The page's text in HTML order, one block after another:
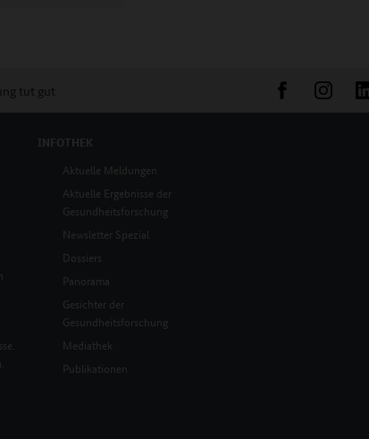
tut gut
INFOTHEK
Aktuelle Meldungen
Aktuelle Ergebnisse der
Gesundheitsforschung
Newsletter Spezial
Dossiers
Panorama
Gesichter der
Gesundheitsforschung
Mediathek
Publikationen